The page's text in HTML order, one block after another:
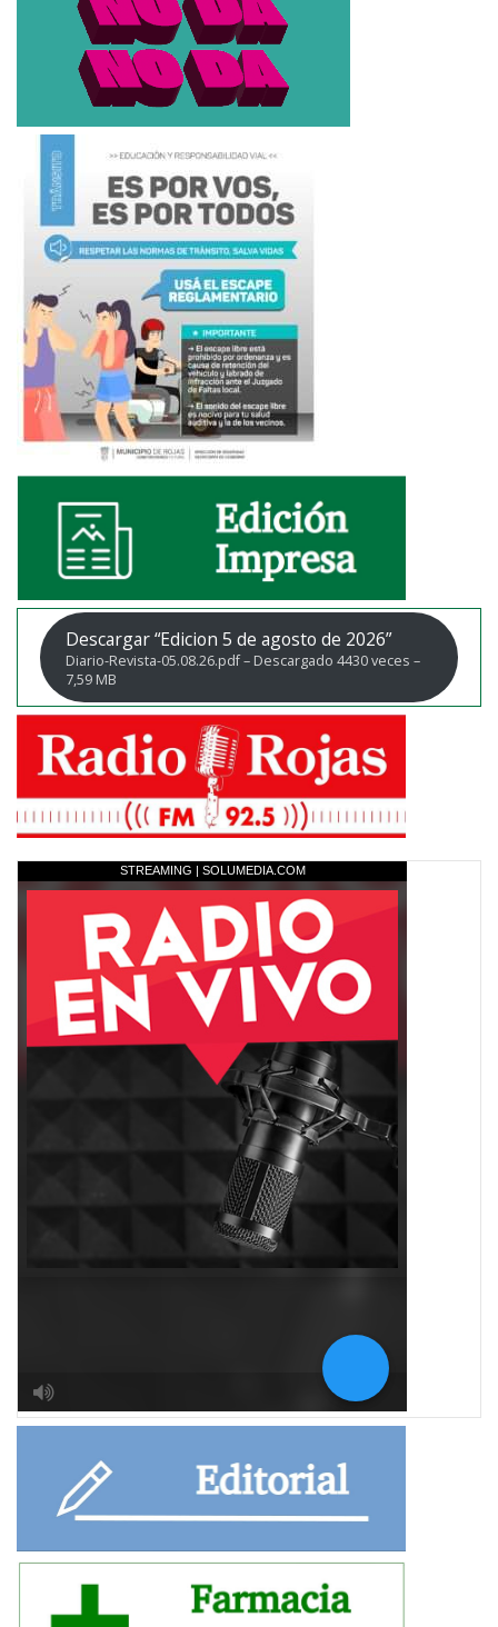
Descargar “Edicion 5 de agosto de 2026”
Diario-Revista-05.08.26.pdf – Descargado 4430 veces –
7,59 MB